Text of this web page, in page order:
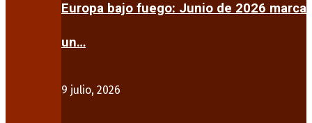
Europa bajo fuego: Junio de 2026 marca
un…
9 julio, 2026